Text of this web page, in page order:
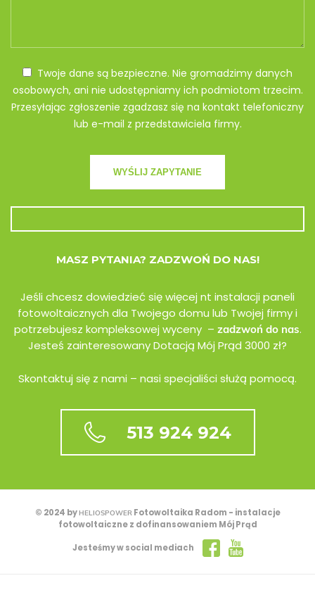
Twoje dane są bezpieczne. Nie gromadzimy danych
osobowych, ani nie udostępniamy ich podmiotom trzecim.
Przesyłając zgłoszenie zgadzasz się na kontakt telefoniczny
lub e-mail z przedstawiciela firmy.
MASZ PYTANIA? ZADZWOŃ DO NAS!
Jeśli chcesz dowiedzieć się więcej nt instalacji paneli
fotowoltaicznych dla Twojego domu lub Twojej firmy i
potrzebujesz kompleksowej wyceny – zadzwoń do nas.
Jesteś zainteresowany Dotacją Mój Prąd 3000 zł?
Skontaktuj się z nami – nasi specjaliści służą pomocą.
513 924 924
© 2024 byHELIOSPOWERFotowoltaika Radom - instalacje
fotowoltaiczne z dofinansowaniem Mój Prąd
Jesteśmy w social mediach